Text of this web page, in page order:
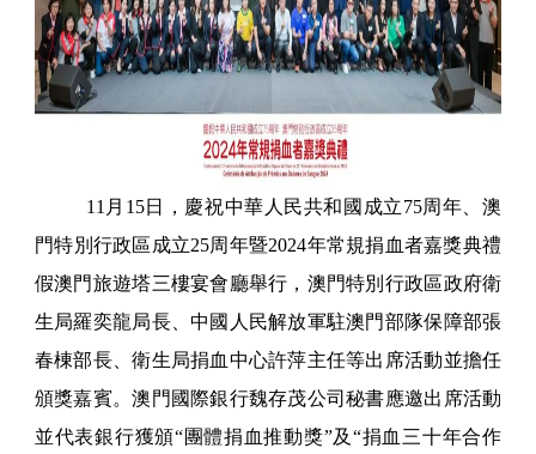
11月15日，慶祝中華人民共和國成立75周年、澳
門特別行政區成立25周年暨2024年常規捐血者嘉獎典禮
假澳門旅遊塔三樓宴會廳舉行，澳門特別行政區政府衛
生局羅奕龍局長、中國人民解放軍駐澳門部隊保障部張
春棟部長、衛生局捐血中心許萍主任等出席活動並擔任
頒獎嘉賓。澳門國際銀行魏存茂公司秘書應邀出席活動
並代表銀行獲頒“團體捐血推動獎”及“捐血三十年合作